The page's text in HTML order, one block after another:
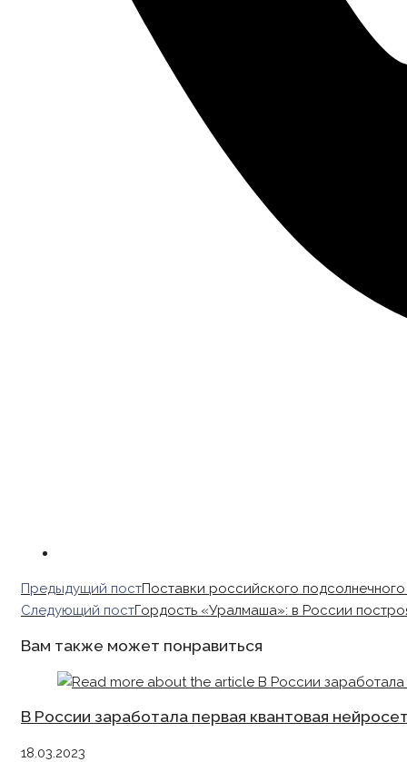
Read
more
Предыдущий постПоставки российского
Следующий постГордость «Уралмаша»: в России
Вам также может понравиться
В России заработала первая квантовая
18.03.2023